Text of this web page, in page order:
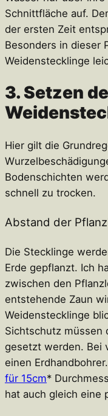
Schnittfläche auf.
der ersten Zeit
Besonders in dieser
Weidenstecklinge
3. Setzen
Hier gilt die
Bodenschichten
schnell zu trocken.
Abstand der
Die Stecklinge
Erde gepflanzt. Ich
zwischen den
entstehende Zaun
Weidenstecklinge
Sichtschutz müssen
gesetzt werden. Bei
einen
für 15cm*
hat auch gleich eine